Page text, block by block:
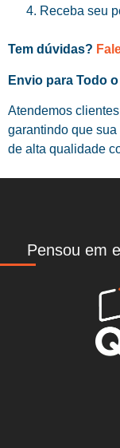
Receba seu
Tem dúvidas?
Envio para Todo o
Atendemos
garantindo que
de alta qualidade
Pensou em